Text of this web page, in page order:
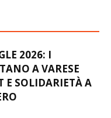
2026: I
A VARESE
E SOLIDARIETÀ A